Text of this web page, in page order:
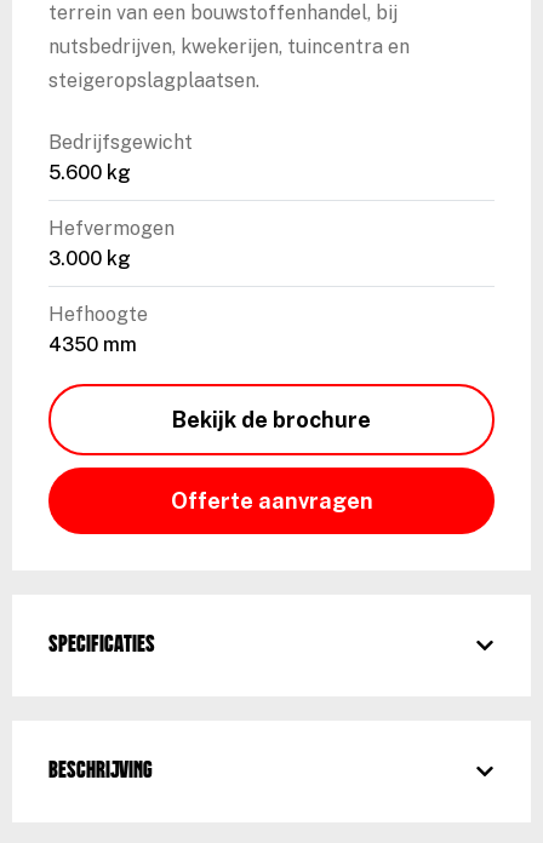
terrein van een bouwstoffenhandel, bij
nutsbedrijven, kwekerijen, tuincentra en
steigeropslagplaatsen.
Bedrijfsgewicht
5.600 kg
Hefvermogen
3.000 kg
Hefhoogte
4350 mm
Bekijk de brochure
Offerte aanvragen
Specificaties
Beschrijving